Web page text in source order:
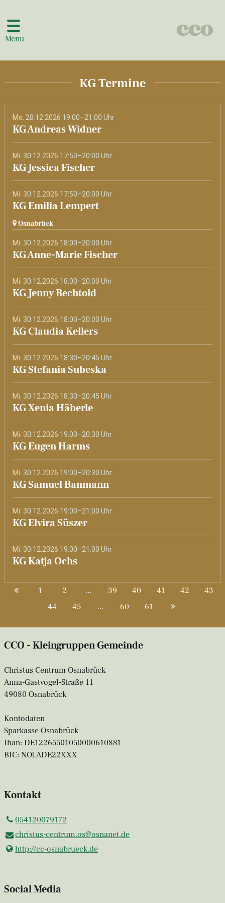
Menu
KG Termine
Mo. 28.12.2026 19:00–21:00 Uhr
KG Andreas Widner
Mi. 30.12.2026 17:50–20:00 Uhr
KG Jessica Fischer
Mi. 30.12.2026 17:50–20:00 Uhr
KG Emilia Lempert
Osnabrück
Mi. 30.12.2026 18:00–20:00 Uhr
KG Anne-Marie Fischer
Mi. 30.12.2026 18:00–20:00 Uhr
KG Jenny Bechtold
Mi. 30.12.2026 18:00–20:00 Uhr
KG Claudia Kellers
Mi. 30.12.2026 18:30–20:45 Uhr
KG Stefania Subeska
Mi. 30.12.2026 18:30–20:45 Uhr
KG Xenia Häberle
Mi. 30.12.2026 19:00–20:30 Uhr
KG Eugen Harms
Mi. 30.12.2026 19:00–20:30 Uhr
KG Samuel Banmann
Mi. 30.12.2026 19:00–21:00 Uhr
KG Elvira Süszer
Mi. 30.12.2026 19:00–21:00 Uhr
KG Katja Ochs
1 2 ... 39 40 41 42
43
44
45 ... 60 61
CCO - Kleingruppen Gemeinde
Christus Centrum Osnabrück
Anna-Gastvogel-Straße 11
49080 Osnabrück
Kontodaten
Sparkasse Osnabrück
Iban: DE12265501050000610881
BIC: NOLADE22XXX
Kontakt
054120079172
christus-centrum.​os@​osnanet.​de
http://cc-osnabrueck.​de
Social Media